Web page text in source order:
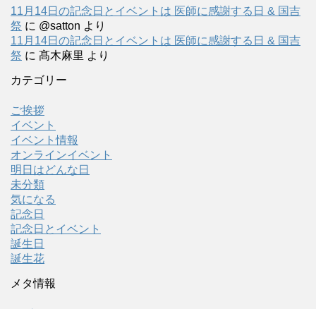
11月14日の記念日とイベントは 医師に感謝する日 & 国吉
祭 に @satton より
11月14日の記念日とイベントは 医師に感謝する日 & 国吉
祭 に 髙木麻里 より
カテゴリー
ご挨拶
イベント
イベント情報
オンラインイベント
明日はどんな日
未分類
気になる
記念日
記念日とイベント
誕生日
誕生花
メタ情報